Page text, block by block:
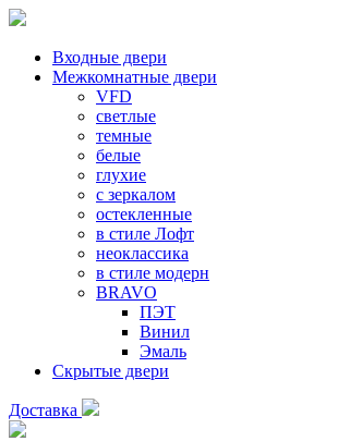
Входные двери
Межкомнатные двери
VFD
светлые
темные
белые
глухие
с зеркалом
остекленные
в стиле Лофт
неоклассика
в стиле модерн
BRAVO
ПЭТ
Винил
Эмаль
Скрытые двери
Доставка